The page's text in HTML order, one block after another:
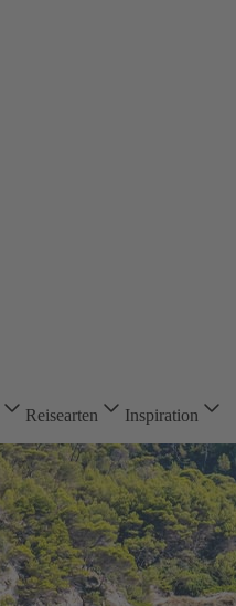
Reisearten Inspiration